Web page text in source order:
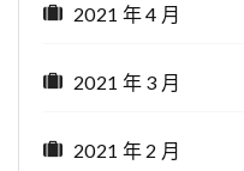
2021 年 4 月
2021 年 3 月
2021 年 2 月